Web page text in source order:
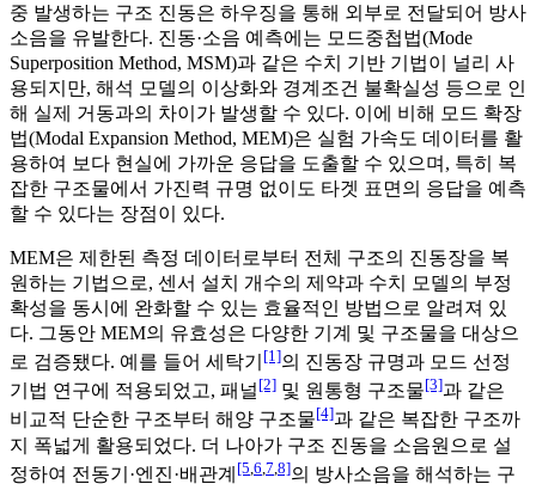
중 발생하는 구조 진동은 하우징을 통해 외부로 전달되어 방사
소음을 유발한다. 진동·소음 예측에는 모드중첩법(Mode
Superposition Method, MSM)과 같은 수치 기반 기법이 널리 사
용되지만, 해석 모델의 이상화와 경계조건 불확실성 등으로 인
해 실제 거동과의 차이가 발생할 수 있다. 이에 비해 모드 확장
법(Modal Expansion Method, MEM)은 실험 가속도 데이터를 활
용하여 보다 현실에 가까운 응답을 도출할 수 있으며, 특히 복
잡한 구조물에서 가진력 규명 없이도 타겟 표면의 응답을 예측
할 수 있다는 장점이 있다.
MEM은 제한된 측정 데이터로부터 전체 구조의 진동장을 복
원하는 기법으로, 센서 설치 개수의 제약과 수치 모델의 부정
확성을 동시에 완화할 수 있는 효율적인 방법으로 알려져 있
다. 그동안 MEM의 유효성은 다양한 기계 및 구조물을 대상으
로 검증됐다. 예를 들어 세탁기 [1]의 진동장 규명과 모드 선정
기법 연구에 적용되었고, 패널 [2] 및 원통형 구조물[3]과 같은
비교적 단순한 구조부터 해양 구조물[4]과 같은 복잡한 구조까
지 폭넓게 활용되었다. 더 나아가 구조 진동을 소음원으로 설
정하여 전동기·엔진·배관계 [5 6 7 8]의 방사소음을 해석하는 구